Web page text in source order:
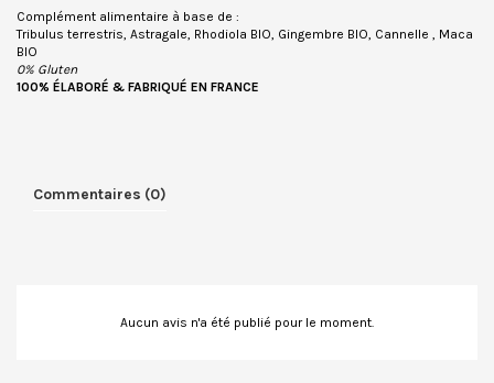
Complément alimentaire à base de :
Tribulus terrestris, Astragale, Rhodiola BIO, Gingembre BIO, Cannelle , Maca
BIO
0% Gluten
100% ÉLABORÉ & FABRIQUÉ EN FRANCE
Commentaires (0)
Aucun avis n'a été publié pour le moment.